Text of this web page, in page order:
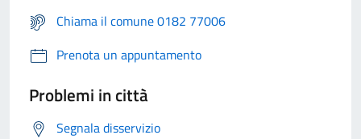
Chiama il comune 0182 77006
Prenota un appuntamento
Problemi in città
Segnala disservizio